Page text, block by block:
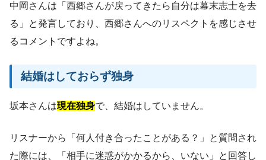
中岡さんは「西郷さんが戻ってきたら自分は幕末志士を去
る」と発言しており、西郷さんへのリスペクトを感じさせ
るコメントですよね。
結婚はしておらず独身
坂本さんは現在独身で、結婚はしていません。
リスナーから「何人付き合ったことがある？」と質問され
た際には、「相手に迷惑がかかるから、いない」と回答し